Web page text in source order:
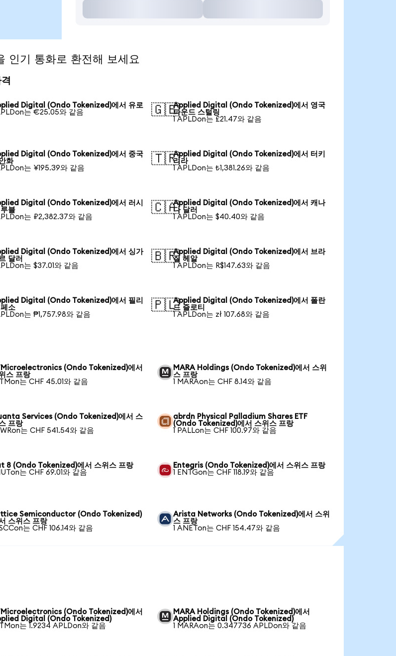
통화로 환전해 보세요
Digital (Ondo Tokenized)에서 유로
는 €25.05와 같음
🇬🇧Applied Digital (Ondo Tokenized)에서 영국
파운드 스털링
1 APLDon는 £21.47와 같음
Digital (Ondo Tokenized)에서 중국
화
는 ¥195.39와 같음
🇹🇷Applied Digital (Ondo Tokenized)에서 터키
리라
1 APLDon는 ₺1,381.26와 같음
Digital (Ondo Tokenized)에서 러시
블
는 ₽2,382.37와 같음
🇨🇦Applied Digital (Ondo Tokenized)에서 캐나
다 달러
1 APLDon는 $40.40와 같음
Digital (Ondo Tokenized)에서 싱가
달러
는 $37.01와 같음
🇧🇷Applied Digital (Ondo Tokenized)에서 브라
질 헤알
1 APLDon는 R$147.63와 같음
Digital (Ondo Tokenized)에서 필리
소
는 ₱1,757.98와 같음
🇵🇱Applied Digital (Ondo Tokenized)에서 폴란
드 즐로티
1 APLDon는 zł 107.68와 같음
(Ondo Tokenized)에서
스 프랑
는 CHF 45.01와 같음
MARA Holdings (Ondo Tokenized)에서 스위
스 프랑
1 MARAon는 CHF 8.14와 같음
Services (Ondo Tokenized)에서 스
프랑
는 CHF 541.54와 같음
abrdn Physical Palladium Shares ETF
(Ondo Tokenized)에서 스위스 프랑
1 PALLon는 CHF 100.97와 같음
8 (Ondo Tokenized)에서 스위스 프랑
는 CHF 69.01와 같음
Entegris (Ondo Tokenized)에서 스위스 프랑
1 ENTGon는 CHF 118.19와 같음
Semiconductor (Ondo Tokenized)
스위스 프랑
는 CHF 106.14와 같음
Arista Networks (Ondo Tokenized)에서 스위
스 프랑
1 ANETon는 CHF 154.47와 같음
(Ondo Tokenized)에서
Digital (Ondo Tokenized)
는 1.9234 APLDon와 같음
MARA Holdings (Ondo Tokenized)에서
Applied Digital (Ondo Tokenized)
1 MARAon는 0.347736 APLDon와 같음